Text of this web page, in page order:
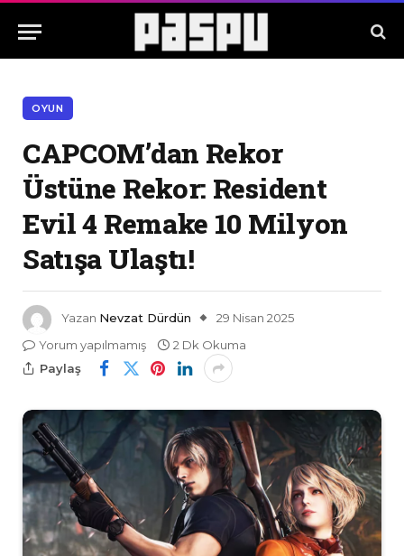
OYUN
CAPCOM’dan Rekor
Üstüne Rekor: Resident
Evil 4 Remake 10 Milyon
Satışa Ulaştı!
Yazan Nevzat Dürdün
29 Nisan 2025
Yorum yapılmamış
2 Dk Okuma
Paylaş